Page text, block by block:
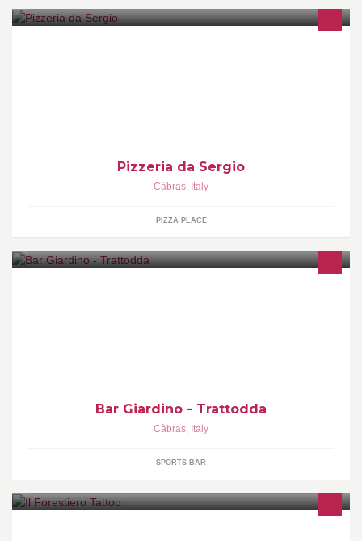
Pizzeria da Sergio
Càbras, Italy
PIZZA PLACE
Bar Giardino - Trattodda
Càbras, Italy
SPORTS BAR